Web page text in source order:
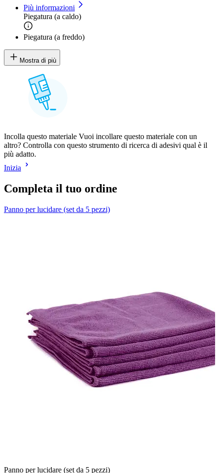
Più informazioni
Piegatura (a caldo)
Piegatura (a freddo)
Mostra di più
Incolla questo materiale Vuoi incollare questo materiale con un
altro? Controlla con questo strumento di ricerca di adesivi qual è il
più adatto.
Inizia
Completa il tuo ordine
Panno per lucidare (set da 5 pezzi)
Panno per lucidare (set da 5 pezzi)